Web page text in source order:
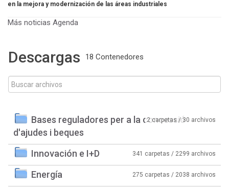
en la mejora y modernización de las áreas industriales
Más noticias Agenda
Descargas 18 Contenedores
Bases reguladores per a la concessió
d'ajudes i beques
2 carpetas / 30 archivos
Innovación e I+D 341 carpetas / 2299 archivos
Energía 275 carpetas / 2038 archivos